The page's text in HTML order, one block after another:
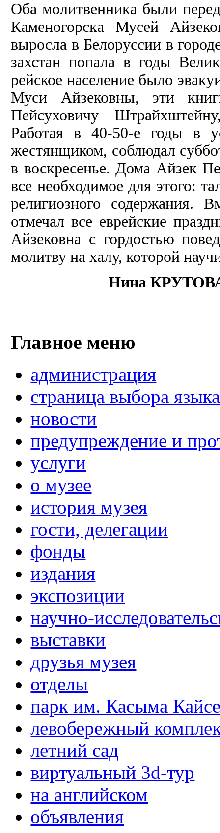
Оба молитвенника были
Каменогорска Мусей
выросла в Белоруссии в
захстан попала в годы
рейское население было
Муси Айзековны, эти
Пейсуховичу
Работая в 40-50-е годы в
жестянщиком, соблюдал
в воскресенье. Дома Айзек
все необходимое для этого:
религиозного содержания.
отмечал все еврейские
Айзековна с гордостью
молитву на халу, которой
Нина
Главное меню
администрация
страница выбора языка
новости
предупреждение и
услуги
о музее
история музея
гости, делегации
фонды
издания
экспозиции
научно-
выставки
друзья музея
отделы
парк им. Касыма
левобережный
летний сад
виртуальный 3d-тур
на английском
объявления